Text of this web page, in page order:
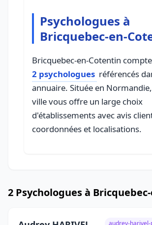
Psychologues à
Bricquebec-en-
Bricquebec-en-Cotentin compte
2 psychologues référencés
annuaire. Située en
ville vous offre un large choix
d'établissements avec avis
coordonnées et localisations.
2 Psychologues à
audrey-